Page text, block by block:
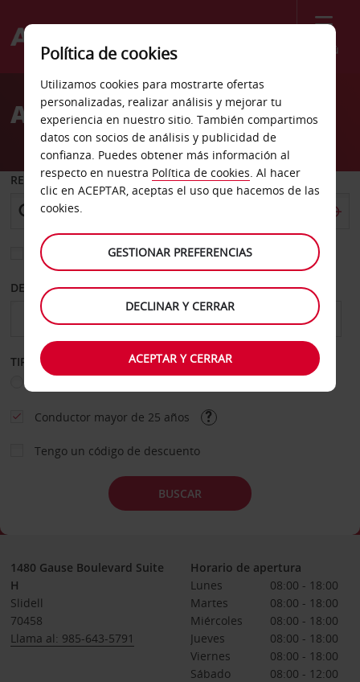
Menú
Welcome
AvisAlquiler de coches Slidell
RECOGER EN
Elegir otra oficina de devolución
DESDE HASTA
TIPO DE ALQUILER
Conductor mayor de 25 años
Tengo un código de descuento
BUSCAR
1480 Gause Boulevard Suite
H
Slidell
70458
Llama al: 985-643-5791
Horario de apertura
Lunes
08:00 - 18:00
Martes
08:00 - 18:00
Miércoles
08:00 - 18:00
Jueves
08:00 - 18:00
Viernes
08:00 - 18:00
Sábado
08:00 - 12:00
Política de cookies
Utilizamos cookies para mostrarte ofertas
personalizadas, realizar análisis y mejorar tu
experiencia en nuestro sitio. También compartimos
datos con socios de análisis y publicidad de
confianza. Puedes obtener más información al
respecto en nuestra Política de cookies. Al hacer
clic en ACEPTAR, aceptas el uso que hacemos de las
cookies.
GESTIONAR PREFERENCIAS
DECLINAR Y CERRAR
ACEPTAR Y CERRAR